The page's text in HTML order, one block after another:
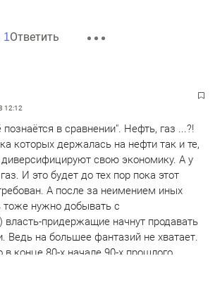
(тонн)
и кризис?)
и азат д - золото-то в тоннах
1Ответить
12:12
в сравнении". Нефть, газ ...?!
которых держалась на нефти так и те,
свою экономику. А у
И это будет до тех пор пока этот
А после за неимением иных
тоже нужно добывать с
власть-придержащие начнут продавать
Ведь на большее фантазий не хватает.
в конце 80-х начале 90-х прошлого
электромобили (при отсутствии в РФ
и наличии зимы в -30) этим уже все